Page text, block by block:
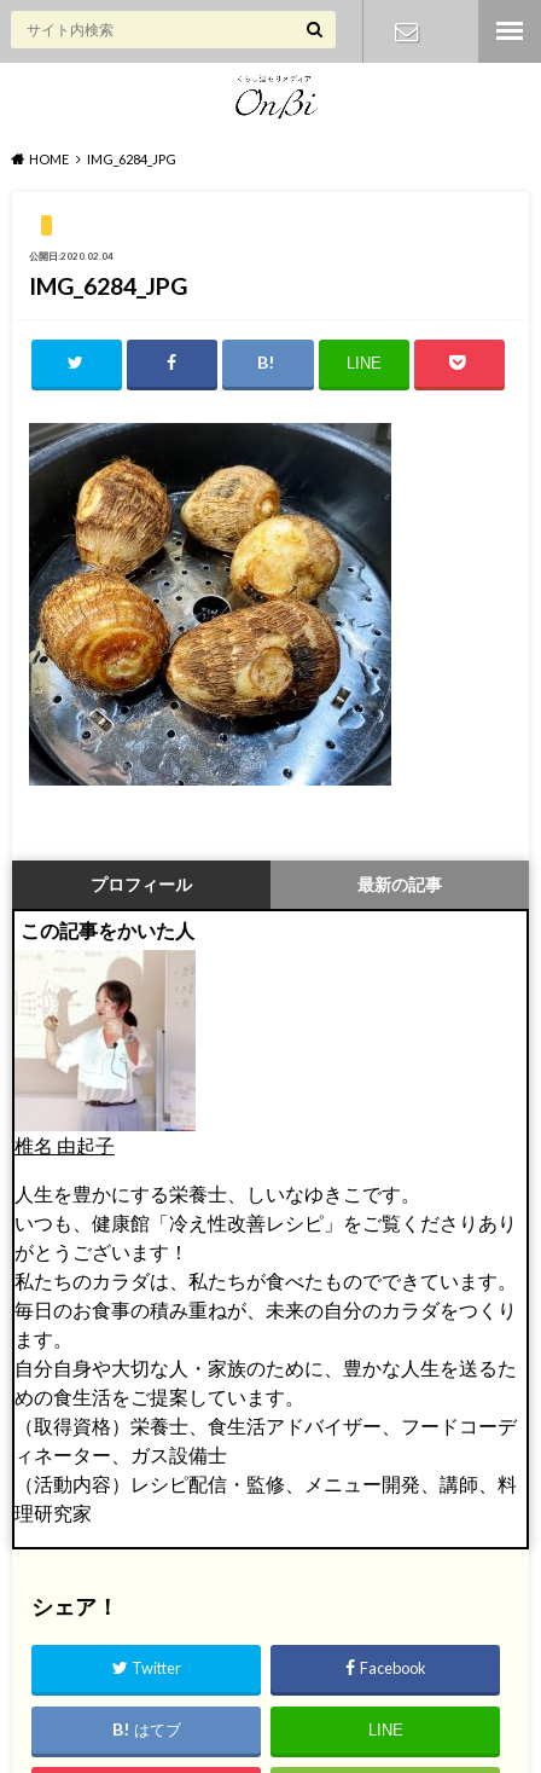
HOME IMG_6284_JPG
公開日:2020.02.04
IMG_6284_JPG
LINE
プロフィール 最新の記事
この記事をかいた人
椎名 由起子
人生を豊かにする栄養士、しいなゆきこです。
いつも、健康館「冷え性改善レシピ」をご覧くださりあり
がとうございます！
私たちのカラダは、私たちが食べたものでできています。
毎日のお食事の積み重ねが、未来の自分のカラダをつくり
ます。
自分自身や大切な人・家族のために、豊かな人生を送るた
めの食生活をご提案しています。
（取得資格）栄養士、食生活アドバイザー、フードコーデ
ィネーター、ガス設備士
（活動内容）レシピ配信・監修、メニュー開発、講師、料
理研究家
シェア！
Twitter Facebook
はてブ LINE